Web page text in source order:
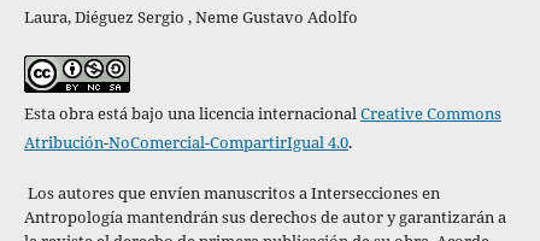
Laura, Diéguez Sergio , Neme Gustavo Adolfo
Esta obra está bajo una licencia internacional Creative Commons
Atribución-NoComercial-CompartirIgual 4.0.
Los autores que envíen manuscritos a Intersecciones en
Antropología mantendrán sus derechos de autor y garantizarán a